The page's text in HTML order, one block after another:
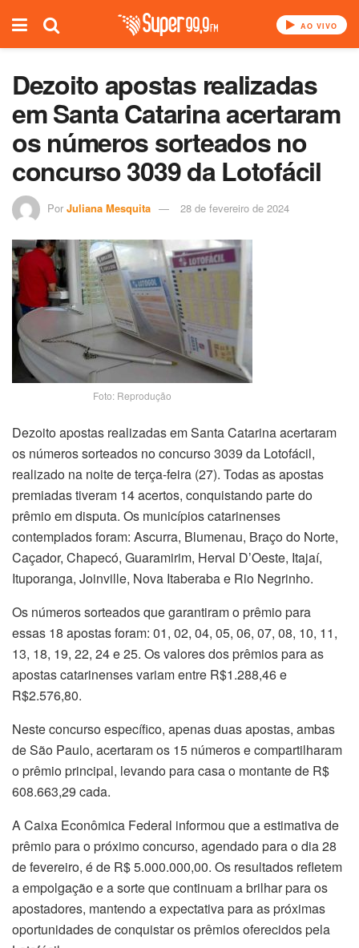
AO VIVO
Dezoito apostas realizadas
em Santa Catarina acertaram
os números sorteados no
concurso 3039 da Lotofácil
Por Juliana Mesquita 28 de fevereiro de 2024
Foto: Reprodução
Dezoito apostas realizadas em Santa Catarina acertaram
os números sorteados no concurso 3039 da Lotofácil,
realizado na noite de terça-feira (27). Todas as apostas
premiadas tiveram 14 acertos, conquistando parte do
prêmio em disputa. Os municípios catarinenses
contemplados foram: Ascurra, Blumenau, Braço do Norte,
Caçador, Chapecó, Guaramirim, Herval D’Oeste, Itajaí,
Ituporanga, Joinville, Nova Itaberaba e Rio Negrinho.
Os números sorteados que garantiram o prêmio para
essas 18 apostas foram: 01, 02, 04, 05, 06, 07, 08, 10, 11,
13, 18, 19, 22, 24 e 25. Os valores dos prêmios para as
apostas catarinenses variam entre R$1.288,46 e
R$2.576,80.
Neste concurso específico, apenas duas apostas, ambas
de São Paulo, acertaram os 15 números e compartilharam
o prêmio principal, levando para casa o montante de R$
608.663,29 cada.
A Caixa Econômica Federal informou que a estimativa de
prêmio para o próximo concurso, agendado para o dia 28
de fevereiro, é de R$ 5.000.000,00. Os resultados refletem
a empolgação e a sorte que continuam a brilhar para os
apostadores, mantendo a expectativa para as próximas
oportunidades de conquistar os prêmios oferecidos pela